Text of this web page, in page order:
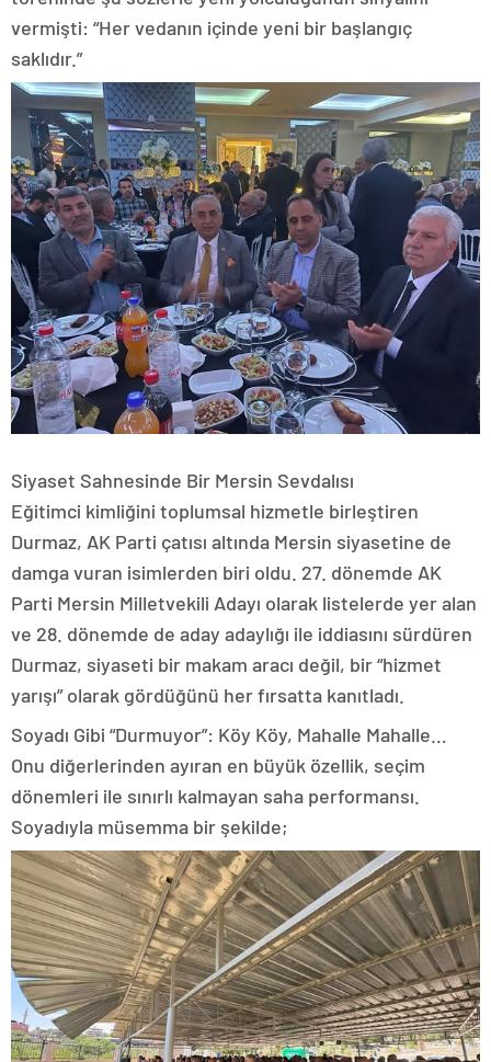
vermişti: “Her vedanın içinde yeni bir başlangıç
saklıdır.”
​Siyaset Sahnesinde Bir Mersin Sevdalısı
​Eğitimci kimliğini toplumsal hizmetle birleştiren
Durmaz, AK Parti çatısı altında Mersin siyasetine de
damga vuran isimlerden biri oldu. 27. dönemde AK
Parti Mersin Milletvekili Adayı olarak listelerde yer alan
ve 28. dönemde de aday adaylığı ile iddiasını sürdüren
Durmaz, siyaseti bir makam aracı değil, bir “hizmet
yarışı” olarak gördüğünü her fırsatta kanıtladı.
​Soyadı Gibi “Durmuyor”: Köy Köy, Mahalle Mahalle…
​Onu diğerlerinden ayıran en büyük özellik, seçim
dönemleri ile sınırlı kalmayan saha performansı.
Soyadıyla müsemma bir şekilde;